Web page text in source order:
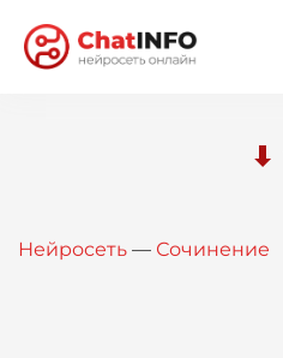
Вход
Нейросеть — Сочинение